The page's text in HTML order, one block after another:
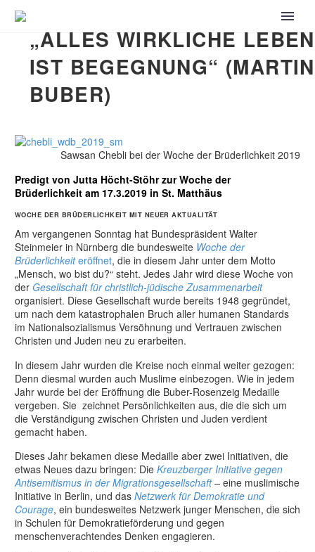
„ALLES WIRKLICHE LEBEN
IST BEGEGNUNG“ (MARTIN
BUBER)
Sawsan Chebli bei der Woche der Brüderlichkeit 2019
Predigt von Jutta Höcht-Stöhr zur Woche der
Brüderlichkeit am 17.3.2019 in St. Matthäus
WOCHE DER BRÜDERLICHKEIT MIT NEUER AKTUALITÄT
Am vergangenen Sonntag hat Bundespräsident Walter
Steinmeier in Nürnberg die bundesweite Woche der
Brüderlichkeiteröffnet, die in diesem Jahr unter dem Motto
„Mensch, wo bist du?“ steht. Jedes Jahr wird diese Woche von
der Gesellschaft für christlich-jüdische Zusammenarbeit
organisiert. Diese Gesellschaft wurde bereits 1948 gegründet,
um nach dem katastrophalen Bruch aller humanen Standards
im Nationalsozialismus Versöhnung und Vertrauen zwischen
Christen und Juden neu zu erarbeiten.
In diesem Jahr wurden die Kreise noch einmal weiter gezogen:
Denn diesmal wurden auch Muslime einbezogen. Wie in jedem
Jahr wurde bei der Eröffnung die Buber-Rosenzeig Medaille
vergeben. Sie zeichnet Persönlichkeiten aus, die die sich um
die Verständigung zwischen Christen und Juden verdient
gemacht haben.
Dieses Jahr bekamen diese Medaille aber zwei Initiativen, die
etwas Neues dazu bringen: Die Kreuzberger Initiative gegen
Antisemitismus in der Migrationsgesellschaft– eine muslimische
Initiative in Berlin, und das Netzwerk für Demokratie und
Courage, ein bundesweites Netzwerk junger Menschen, die sich
in Schulen für Demokratieförderung und gegen
menschenverachtendes Denken engagieren.